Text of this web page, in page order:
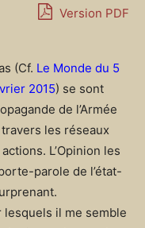
Version PDF
(Cf. Le Monde du 5
2015) se sont
de l’Armée
les réseaux
L’Opinion les
parole de l’état-
il me semble